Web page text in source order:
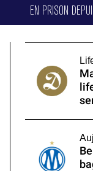
EN PRISON